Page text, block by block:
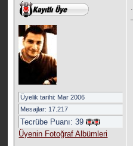
Üyelik tarihi: Mar 2006
Mesajlar: 17.217
Tecrübe Puanı:39
Üyenin Fotoğraf Albümleri